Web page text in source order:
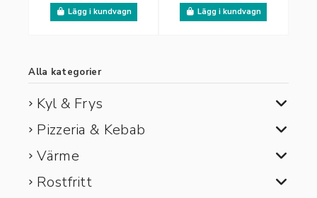
Lägg i kundvagn Lägg i kundvagn
Alla kategorier
Kyl & Frys
Pizzeria & Kebab
Värme
Rostfritt